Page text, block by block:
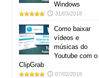
Windows
31/03/2018
Como baixar
vídeos e
músicas do
Youtube com o
ClipGrab
07/02/2018